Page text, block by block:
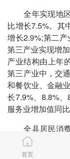
全年实现地区
比增长7.5%。其
增长2.9%;第二
第三产业实现增
产业结构由上年
第三产业中，交
和餐饮业、金融
长7.9%、8.8%
服务业增加值同
全县居民消费
同比上涨2%，
格指数同比上
首页